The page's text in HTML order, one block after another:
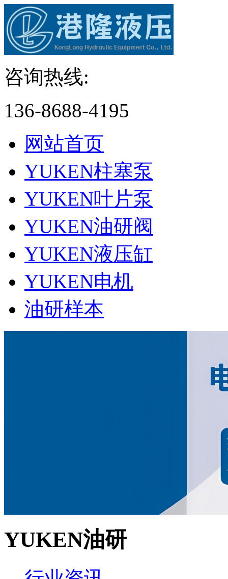
咨询热线:
136-8688-4195
网站首页
YUKEN柱塞泵
YUKEN叶片泵
YUKEN油研阀
YUKEN液压缸
YUKEN电机
油研样本
YUKEN油研